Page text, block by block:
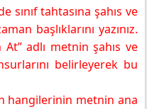
tahtasına şahıs ve
başlıklarını yazınız.
adlı metnin şahıs ve
belirleyerek bu
hangilerinin metnin ana